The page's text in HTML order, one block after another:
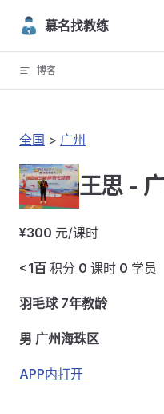
Skip to content
慕名找教练
博客
全国 > 广州
王思 -
¥300 元/课时
<1百 积分 0 课时 0 学员
羽毛球 7年教龄
男 广州海珠区
APP内打开